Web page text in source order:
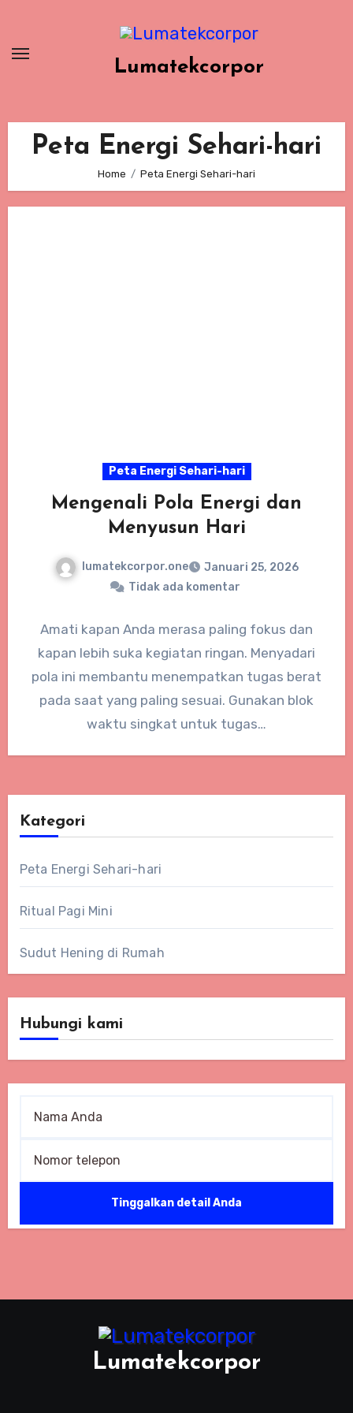
content
Lumatekcorpor
Peta Energi Sehari-hari
Home Peta Energi Sehari-hari
Peta Energi Sehari-hari
Mengenali Pola Energi dan
Menyusun Hari
lumatekcorpor.one
Januari 25, 2026
Tidak ada komentar
Amati kapan Anda merasa paling fokus dan
kapan lebih suka kegiatan ringan. Menyadari
pola ini membantu menempatkan tugas berat
pada saat yang paling sesuai. Gunakan blok
waktu singkat untuk tugas…
Kategori
Peta Energi Sehari-hari
Ritual Pagi Mini
Sudut Hening di Rumah
Hubungi kami
Lumatekcorpor